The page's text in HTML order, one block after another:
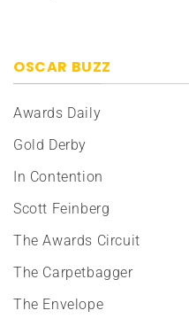
OSCAR BUZZ
Awards Daily
Gold Derby
In Contention
Scott Feinberg
The Awards Circuit
The Carpetbagger
The Envelope